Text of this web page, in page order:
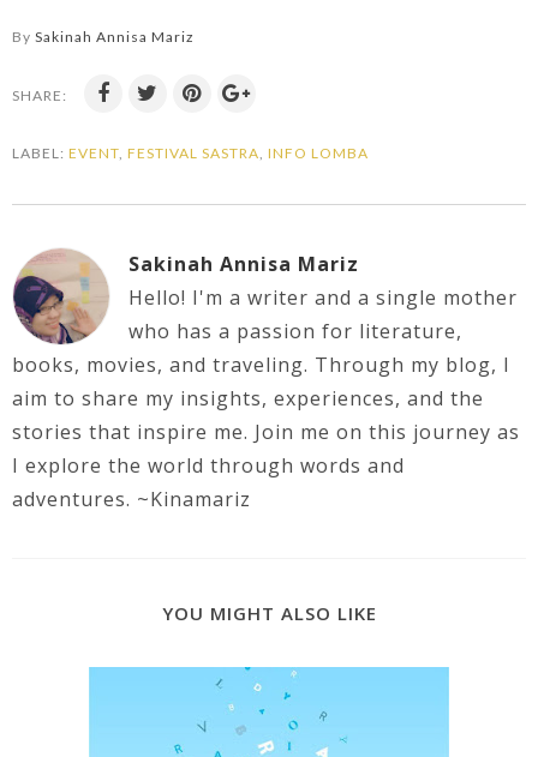
By Sakinah Annisa Mariz
SHARE:
LABEL: EVENT FESTIVAL SASTRA INFO LOMBA
Sakinah Annisa Mariz
Hello! I'm a writer and a single mother
who has a passion for literature,
books, movies, and traveling. Through my blog, I
aim to share my insights, experiences, and the
stories that inspire me. Join me on this journey as
I explore the world through words and
adventures. ~Kinamariz
YOU MIGHT ALSO LIKE